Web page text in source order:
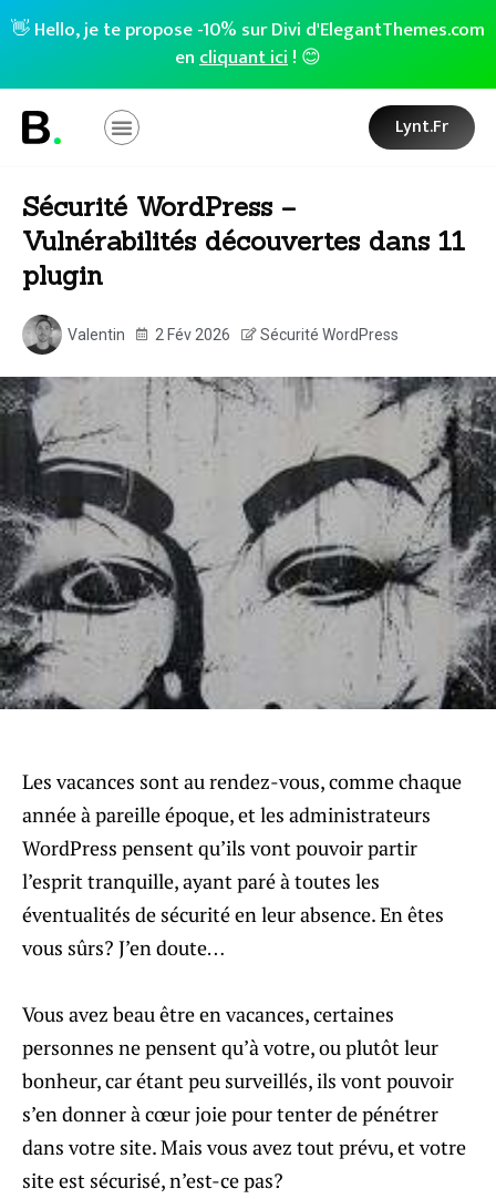
👋 Hello, je te propose -10% sur Divi d'ElegantThemes.com
encliquant ici! 😊
Lynt.fr
Sécurité WordPress –
Vulnérabilités découvertes dans 11
plugin
Valentin 2 Fév 2026 Sécurité WordPress
Les vacances sont au rendez-vous, comme chaque
année à pareille époque, et les administrateurs
WordPress pensent qu’ils vont pouvoir partir
l’esprit tranquille, ayant paré à toutes les
éventualités de sécurité en leur absence. En êtes
vous sûrs? J’en doute…
Vous avez beau être en vacances, certaines
personnes ne pensent qu’à votre, ou plutôt leur
bonheur, car étant peu surveillés, ils vont pouvoir
s’en donner à cœur joie pour tenter de pénétrer
dans votre site. Mais vous avez tout prévu, et votre
site est sécurisé, n’est-ce pas?